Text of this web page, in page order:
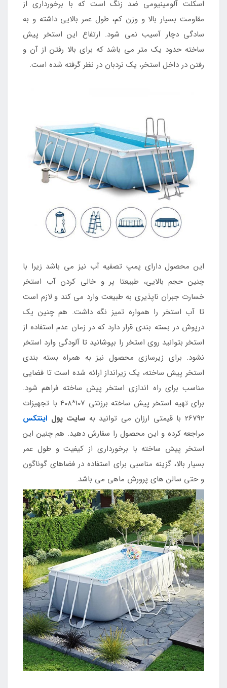
اسکلت آلومینیومی ضد زنگ است که با برخورداری از
مقاومت بسیار بالا و وزن کم، طول عمر بالایی داشته و به
سادگی دچار آسیب نمی شود. ارتفاع این استخر پیش
ساخته حدود یک متر می باشد که برای بالا رفتن از آن و
رفتن در داخل استخر، یک نردبان در نظر گرفته شده است.
این محصول دارای پمپ تصفیه آب نیز می باشد زیرا با
چنین حجم بالایی، طبیعتا پر و خالی کردن آب استخر
خسارت جبران ناپذیری به طبیعت وارد می کند و لازم است
تا آب استخر را همواره تمیز نگه داشت. هم چنین یک
درپوش در بسته بندی قرار دارد که در زمان عدم استفاده از
استخر بتوانید روی استخر را بپوشانید تا آلودگی وارد استخر
نشود. برای زیرسازی محصول نیز به همراه بسته بندی
استخر پیش ساخته، یک زیرانداز ارائه شده است تا فضایی
مناسب برای راه اندازی استخر پیش ساخته فراهم شود.
برای تهیه استخر پیش ساخته برزنتی 107*408 با تجهیزات
26792 با قیمتی ارزان می توانید به
سایت پول اینتکس
مراجعه کرده و این محصول را سفارش دهید. هم چنین این
استخر پیش ساخته با برخورداری از کیفیت و طول عمر
بسیار بالا، گزینه مناسبی برای استفاده در فضاهای گوناگون
و حتی سالن های پرورش ماهی می باشد.